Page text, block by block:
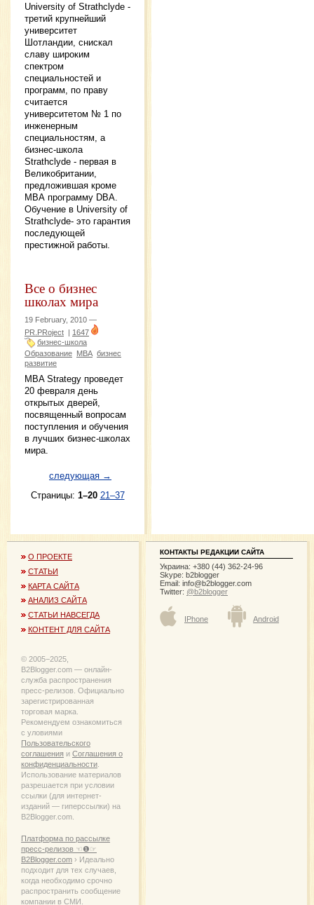
University of Strathclyde -
третий крупнейший
университет
Шотландии, снискал
славу широким
спектром
специальностей и
программ, по праву
считается
университетом № 1 по
инженерным
специальностям, а
бизнес-школа
Strathclyde - первая в
Великобритании,
предложившая кроме
МВА программу DBA.
Обучение в University of
Strathclyde- это гарантия
последующей
престижной работы.
Все о бизнес
школах мира
19 February, 2010 —
PR.PRoject
1647
бизнес-школа
Образование MBA бизнес
развитие
MBA Strategy проведет
20 февраля день
открытых дверей,
посвященный вопросам
поступления и обучения
в лучших бизнес-школах
мира.
следующая →
Страницы: 1–20 21–37
О ПРОЕКТЕ
СТАТЬИ
КАРТА САЙТА
АНАЛИЗ САЙТА
СТАТЬИ НАВСЕГДА
КОНТЕНТ ДЛЯ САЙТА
© 2005−2025,
B2Blogger.com — онлайн-
служба распространения
пресс-релизов. Официально
зарегистрированная
торговая марка.
Рекомендуем ознакомиться
с уловиями
Пользовательского
соглашения и Соглашения о
конфиденциальности
Использование материалов
разрешается при условии
ссылки (для интернет-
изданий — гиперссылки) на
B2Blogger.com.
Платформа по рассылке
пресс-релизов ☜❶☞
B2Blogger.com › Идеально
подходит для тех случаев,
когда необходимо срочно
распространить сообщение
компании в СМИ.
КОНТАКТЫ РЕДАКЦИИ САЙТА
Украина: +380 (44) 362-24-96
Skype: b2blogger
Email: info@b2blogger.com
Twitter: @b2blogger
IPhone Android